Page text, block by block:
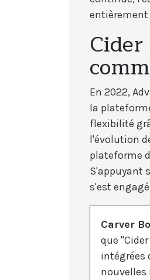
entièrement
En 2022,
la
flexibilité
l'évolution
plateforme
S'appuyant
s'est
Carver
que
intégrées
nouvelles